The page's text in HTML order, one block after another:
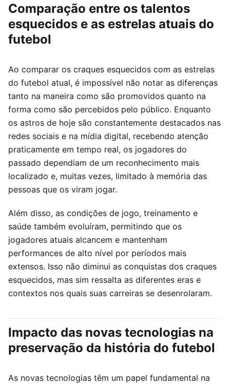
Comparação entre os talentos
esquecidos e as estrelas atuais do
futebol
Ao comparar os craques esquecidos com as estrelas
do futebol atual, é impossível não notar as diferenças
tanto na maneira como são promovidos quanto na
forma como são percebidos pelo público. Enquanto
os astros de hoje são constantemente destacados nas
redes sociais e na mídia digital, recebendo atenção
praticamente em tempo real, os jogadores do
passado dependiam de um reconhecimento mais
localizado e, muitas vezes, limitado à memória das
pessoas que os viram jogar.
Além disso, as condições de jogo, treinamento e
saúde também evoluíram, permitindo que os
jogadores atuais alcancem e mantenham
performances de alto nível por períodos mais
extensos. Isso não diminui as conquistas dos craques
esquecidos, mas sim ressalta as diferentes eras e
contextos nos quais suas carreiras se desenrolaram.
Impacto das novas tecnologias na
preservação da história do futebol
As novas tecnologias têm um papel fundamental na